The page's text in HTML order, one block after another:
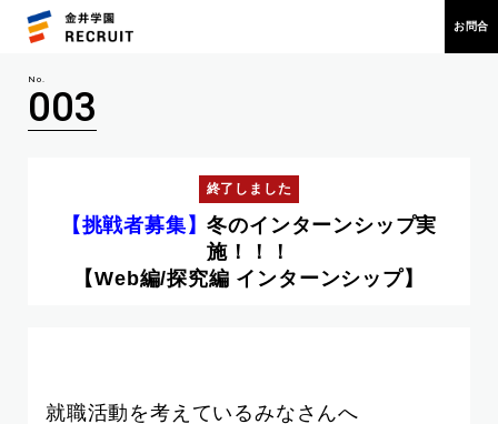
お問合
003
【挑戦者募集】冬のインターンシップ実
施！！！
【Web編/探究編 インターンシップ】
就職活動を考えているみなさんへ